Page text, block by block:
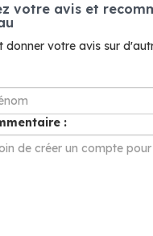
votre avis et
donner votre avis sur
: